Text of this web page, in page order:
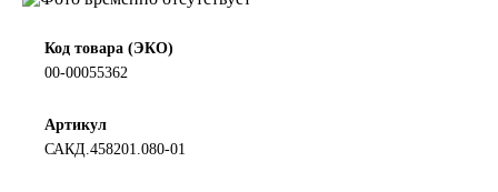
OIL RIGHT
Petro Canada
REPSOL
Код товара (ЭКО)
00-00055362
Артикул
САКД.458201.080-01